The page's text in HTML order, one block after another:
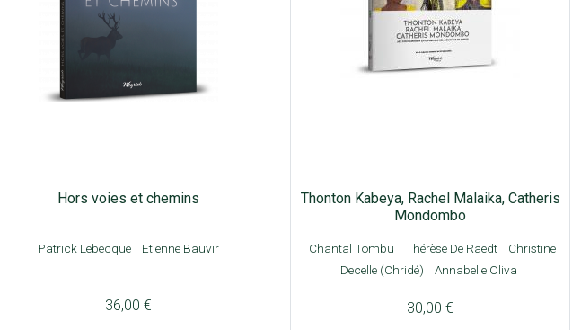
Hors voies et chemins
Patrick Lebecque Etienne Bauvir
36,00 €
Thonton Kabeya, Rachel Malaika, Catheris
Mondombo
Chantal Tombu Thérèse De Raedt
Christine
Decelle (Chridé)
Annabelle Oliva
30,00 €